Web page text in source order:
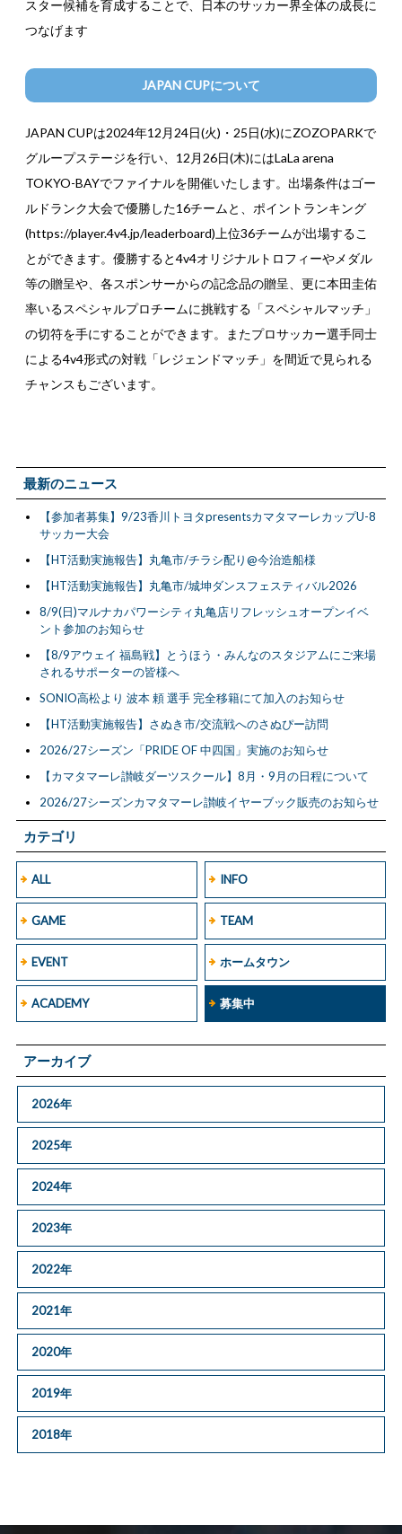
カテゴリ
ALL INFO
GAME TEAM
EVENT ホームタウン
ACADEMY 募集中
アーカイブ
2026年
2025年
2024年
2023年
2022年
2021年
2020年
2019年
2018年
スター候補を育成することで、日本のサッカー界全体の成長に
つなげます
JAPAN CUPについて
JAPAN CUPは2024年12月24日(火)・25日(水)にZOZOPARKで
グループステージを行い、12月26日(木)にはLaLa arena
TOKYO-BAYでファイナルを開催いたします。出場条件はゴー
ルドランク大会で優勝した16チームと、ポイントランキング
(https://player.4v4.jp/leaderboard)上位36チームが出場するこ
とができます。優勝すると4v4オリジナルトロフィーやメダル
等の贈呈や、各スポンサーからの記念品の贈呈、更に本田圭佑
率いるスペシャルプロチームに挑戦する「スペシャルマッチ」
の切符を手にすることができます。またプロサッカー選手同士
による4v4形式の対戦「レジェンドマッチ」を間近で見られる
チャンスもございます。
最新のニュース
【参加者募集】9/23香川トヨタpresentsカマタマーレカップU-8
サッカー大会
【HT活動実施報告】丸亀市/チラシ配り@今治造船様
【HT活動実施報告】丸亀市/城坤ダンスフェスティバル2026
8/9(日)マルナカパワーシティ丸亀店リフレッシュオープンイベ
ント参加のお知らせ
【8/9アウェイ 福島戦】とうほう・みんなのスタジアムにご来場
されるサポーターの皆様へ
SONIO高松より 波本 頼 選手 完全移籍にて加入のお知らせ
【HT活動実施報告】さぬき市/交流戦へのさぬぴー訪問
2026/27シーズン「PRIDE OF 中四国」実施のお知らせ
【カマタマーレ讃岐ダーツスクール】8月・9月の日程について
2026/27シーズンカマタマーレ讃岐イヤーブック販売のお知らせ